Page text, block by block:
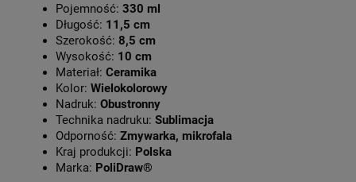
Pojemność: 330 ml
Długość: 11,5 cm
Szerokość: 8,5 cm
Wysokość: 10 cm
Materiał: Ceramika
Kolor: Wielokolorowy
Nadruk: Obustronny
Technika nadruku: Sublimacja
Odporność: Zmywarka, mikrofala
Kraj produkcji: Polska
Marka: PoliDraw®